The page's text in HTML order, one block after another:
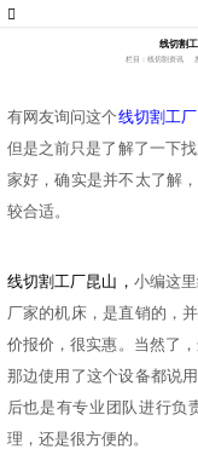
线切割
栏目：线切割资讯
有网友询问这个线切割工
但是之前只是了解了一下
家好，确实是并不太了解
较合适。
线切割工厂昆山， 小编这
厂家的机床，是直销的，
价报价，很实惠。当然了
那边使用了这个设备都说
后也是有专业团队进行负
理，还是很方便的。